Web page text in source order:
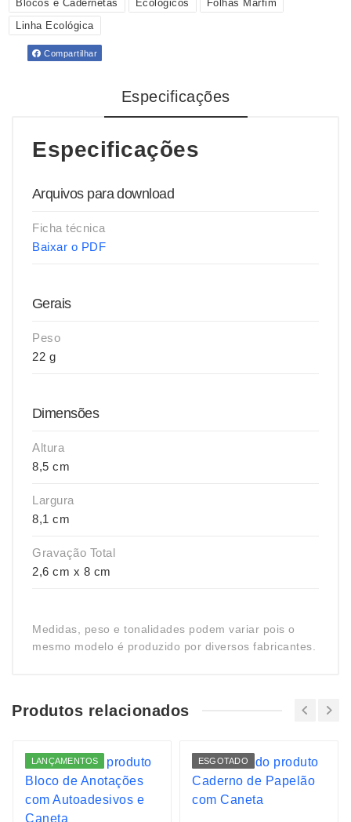
Blocos e Cadernetas
Ecológicos
Folhas Marfim
Linha Ecológica
Compartilhar
Especificações
Especificações
Arquivos para download
Ficha técnica
Baixar o PDF
Gerais
Peso
22 g
Dimensões
Altura
8,5 cm
Largura
8,1 cm
Gravação Total
2,6 cm x 8 cm
Medidas, peso e tonalidades podem variar pois o
mesmo modelo é produzido por diversos fabricantes.
Produtos relacionados
LANÇAMENTOS ESGOTADO